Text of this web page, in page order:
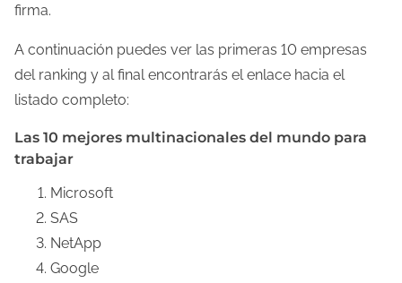
firma.
A continuación puedes ver las primeras 10 empresas
del ranking y al final encontrarás el enlace hacia el
listado completo:
Las 10 mejores multinacionales del mundo para
trabajar
Microsoft
SAS
NetApp
Google